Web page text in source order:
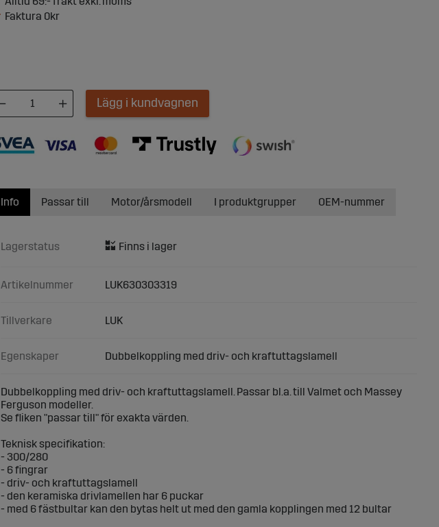
Faktura 0kr
Lägg i kundvagnen
Info
Lagerstatus
Artikelnummer LUK630303319
Tillverkare LUK
Egenskaper Dubbelkoppling med driv- och kraftuttagslamell
Dubbelkoppling med driv- och kraftuttagslamell. Passar bl.a. till Valmet och Massey
Ferguson modeller.
Se fliken "passar till" för exakta värden.
Teknisk specifikation:
- 300/280
- 6 fingrar
- driv- och kraftuttagslamell
- den keramiska drivlamellen har 6 puckar
- med 6 fästbultar kan den bytas helt ut med den gamla kopplingen med 12 bultar
Passar till Motor/årsmodell I produktgrupper OEM-nummer